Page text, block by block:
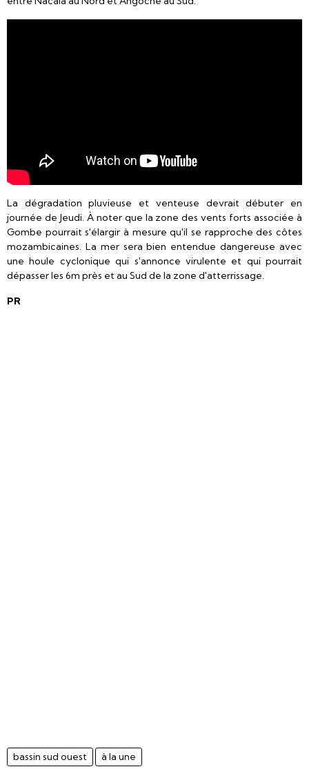
La dégradation pluvieuse et venteuse devrait débuter en
journée de Jeudi. À noter que la zone des vents forts associée à
Gombe pourrait s'élargir à mesure qu'il se rapproche des côtes
mozambicaines. La mer sera bien entendue dangereuse avec
une houle cyclonique qui s'annonce virulente et qui pourrait
dépasser les 6m près et au Sud de la zone d'atterrissage.
PR
bassin sud ouest à la une